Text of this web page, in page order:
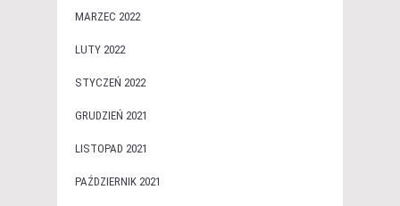
MARZEC 2022
LUTY 2022
STYCZEŃ 2022
GRUDZIEŃ 2021
LISTOPAD 2021
PAŹDZIERNIK 2021